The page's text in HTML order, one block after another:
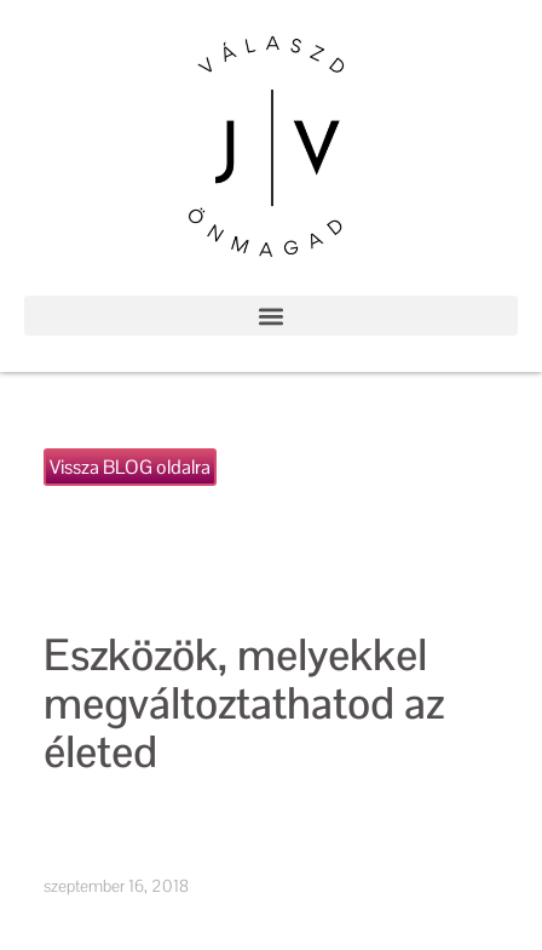
Vissza BLOG oldalra
Eszközök, melyekkel
megváltoztathatod az
életed
szeptember 16, 2018